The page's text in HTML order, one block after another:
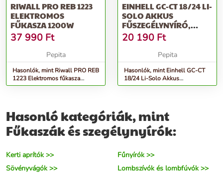
RIWALL PRO REB 1223
ELEKTROMOS
FŰKASZA 1200W
37 990 Ft
Pepita
Hasonlók, mint Riwall PRO REB
1223 Elektromos fűkasza
1200W
EINHELL GC-CT 18/24 LI-
SOLO AKKUS
FŰSZEGÉLYNYÍRÓ,
24CM, 8500FORD/...
20 190 Ft
Pepita
Hasonlók, mint Einhell GC-CT
18/24 Li-Solo Akkus
fűszegélynyíró, 24cm,
Hasonló kategóriák, mint
Fűkaszák és szegélynyírók:
Kerti aprítók >>
Fűnyírók >>
Sövényvágók >>
Lombszívók és lombfúvók >>